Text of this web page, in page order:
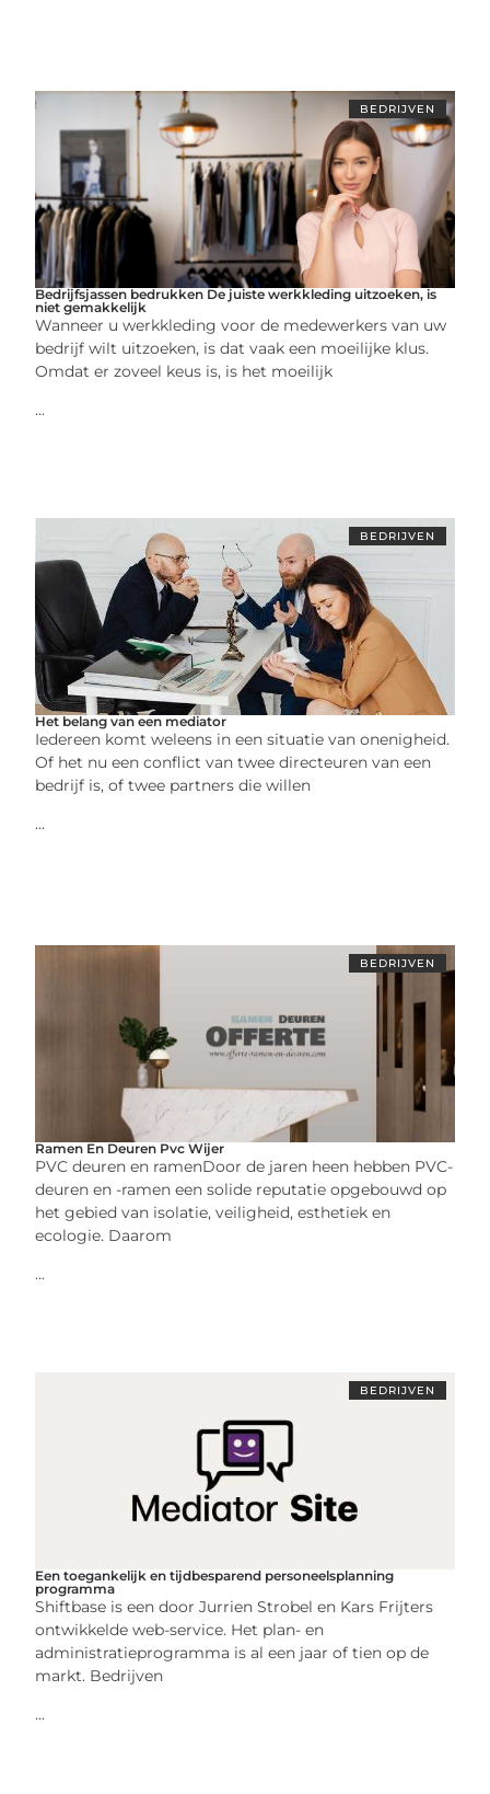
BEDRIJVEN
Bedrijfsjassen bedrukken De juiste werkkleding uitzoeken, is
niet gemakkelijk
Wanneer u werkkleding voor de medewerkers van uw
bedrijf wilt uitzoeken, is dat vaak een moeilijke klus.
Omdat er zoveel keus is, is het moeilijk
...
BEDRIJVEN
Het belang van een mediator
Iedereen komt weleens in een situatie van onenigheid.
Of het nu een conflict van twee directeuren van een
bedrijf is, of twee partners die willen
...
BEDRIJVEN
Ramen En Deuren Pvc Wijer
PVC deuren en ramenDoor de jaren heen hebben PVC-
deuren en -ramen een solide reputatie opgebouwd op
het gebied van isolatie, veiligheid, esthetiek en
ecologie. Daarom
...
BEDRIJVEN
Een toegankelijk en tijdbesparend personeelsplanning
programma
Shiftbase is een door Jurrien Strobel en Kars Frijters
ontwikkelde web-service. Het plan- en
administratieprogramma is al een jaar of tien op de
markt. Bedrijven
...